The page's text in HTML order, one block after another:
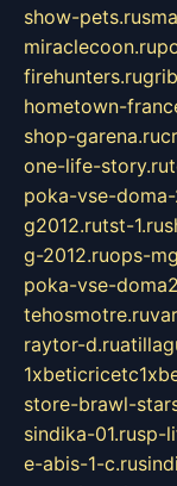
show-pets.ru
miraclecoon.ru
firehunters.ru
hometown-
shop-garena.ru
one-life-story.ru
poka-vse-
g2012.rutst-1.ru
g-2012.ruops-
poka-vse-
tehosmotre.ru
raytor-d.ru
store-brawl-
sindika-01.rusp-
e-abis-1-c.ru